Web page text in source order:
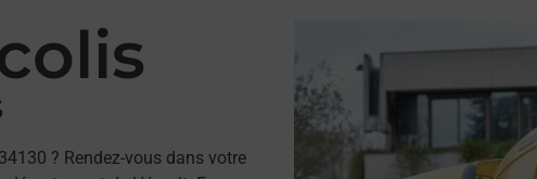
? Rendez-vous dans votre